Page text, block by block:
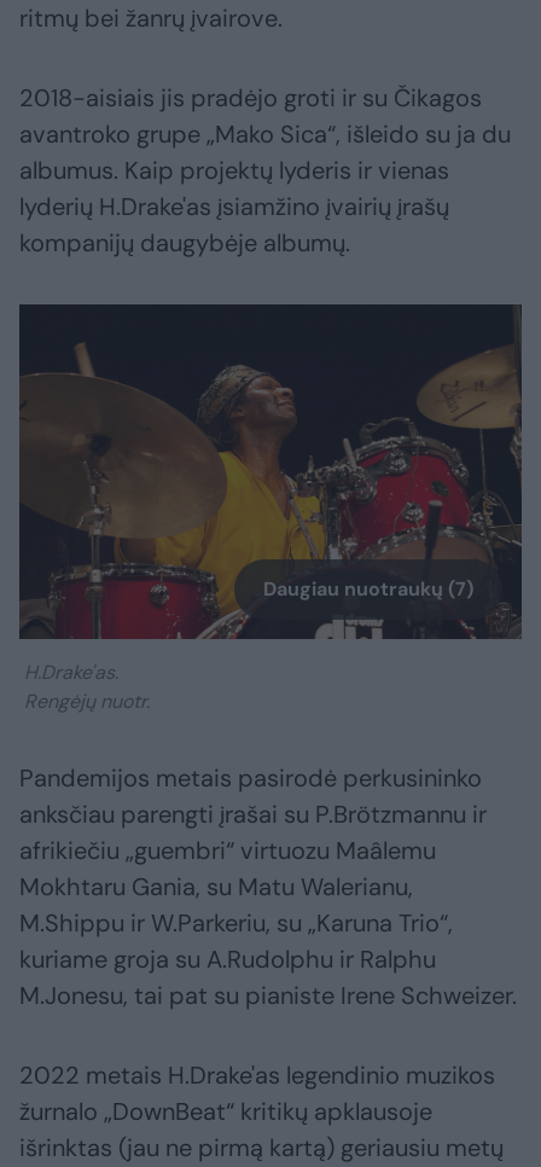
ritmų bei žanrų įvairove.
2018-aisiais jis pradėjo groti ir su Čikagos
avantroko grupe „Mako Sica“, išleido su ja du
albumus. Kaip projektų lyderis ir vienas
lyderių H.Drake'as įsiamžino įvairių įrašų
kompanijų daugybėje albumų.
Daugiau nuotraukų (7)
H.Drake'as.
Rengėjų nuotr.
Pandemijos metais pasirodė perkusininko
anksčiau parengti įrašai su P.Brötzmannu ir
afrikiečiu „guembri“ virtuozu Maâlemu
Mokhtaru Gania, su Matu Walerianu,
M.Shippu ir W.Parkeriu, su „Karuna Trio“,
kuriame groja su A.Rudolphu ir Ralphu
M.Jonesu, tai pat su pianiste Irene Schweizer.
2022 metais H.Drake'as legendinio muzikos
žurnalo „DownBeat“ kritikų apklausoje
išrinktas (jau ne pirmą kartą) geriausiu metų